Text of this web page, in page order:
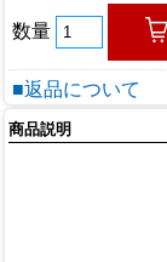
数量
■返品について
商品説明